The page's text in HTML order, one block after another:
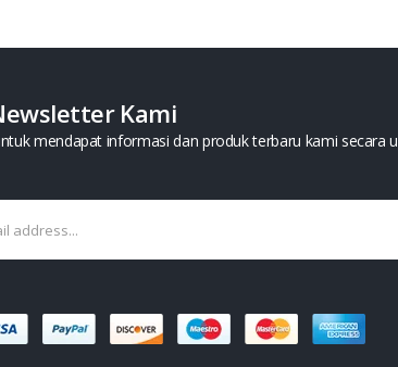
Kami
mendapat informasi dan produk terbaru kami secara